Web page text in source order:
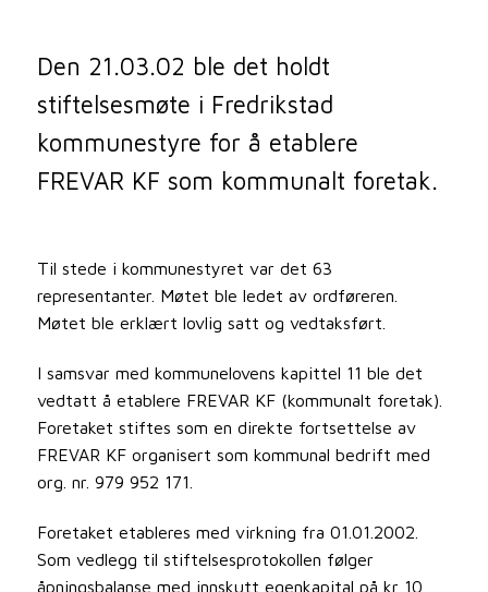
Den 21.03.02 ble det holdt
stiftelsesmøte i Fredrikstad
kommunestyre for å etablere
FREVAR KF som kommunalt foretak.
Til stede i kommunestyret var det 63
representanter. Møtet ble ledet av ordføreren.
Møtet ble erklært lovlig satt og vedtaksført.
I samsvar med kommunelovens kapittel 11 ble det
vedtatt å etablere FREVAR KF (kommunalt foretak).
Foretaket stiftes som en direkte fortsettelse av
FREVAR KF organisert som kommunal bedrift med
org. nr. 979 952 171.
Foretaket etableres med virkning fra 01.01.2002.
Som vedlegg til stiftelsesprotokollen følger
åpningsbalanse med innskutt egenkapital på kr 10